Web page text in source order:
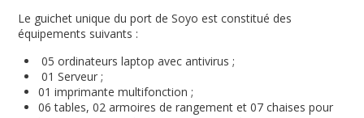
Le guichet unique du port de Soyo est constitué des
équipements suivants :
05 ordinateurs laptop avec antivirus ;
01 Serveur ;
01 imprimante multifonction ;
06 tables, 02 armoires de rangement et 07 chaises pour